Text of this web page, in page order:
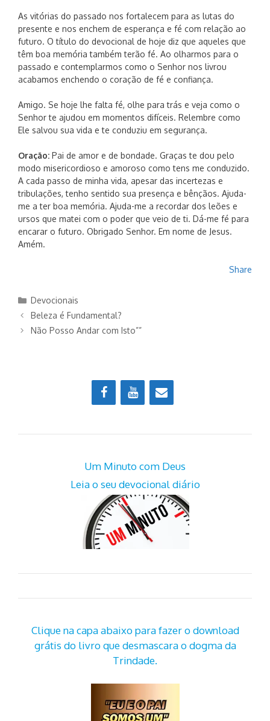
As vitórias do passado nos fortalecem para as lutas do
presente e nos enchem de esperança e fé com relação ao
futuro. O título do devocional de hoje diz que aqueles que
têm boa memória também terão fé. Ao olharmos para o
passado e contemplarmos como o Senhor nos livrou
acabamos enchendo o coração de fé e confiança.
Amigo. Se hoje lhe falta fé, olhe para trás e veja como o
Senhor te ajudou em momentos difíceis. Relembre como
Ele salvou sua vida e te conduziu em segurança.
Oração: Pai de amor e de bondade. Graças te dou pelo
modo misericordioso e amoroso como tens me conduzido.
A cada passo de minha vida, apesar das incertezas e
tribulações, tenho sentido sua presença e bênçãos. Ajuda-
me a ter boa memória. Ajuda-me a recordar dos leões e
ursos que matei com o poder que veio de ti. Dá-me fé para
encarar o futuro. Obrigado Senhor. Em nome de Jesus.
Amém.
Share
Categorias
Devocionais
Beleza é Fundamental?
Não Posso Andar com Isto””
Um Minuto com Deus
Leia o seu devocional diário
Clique na capa abaixo para fazer o download
grátis do livro que desmascara o dogma da
Trindade.